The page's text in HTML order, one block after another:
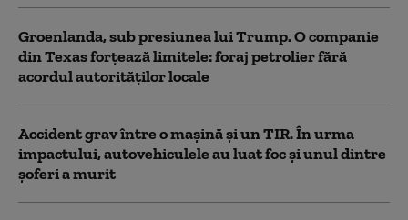
Groenlanda, sub presiunea lui Trump. O companie
din Texas forțează limitele: foraj petrolier fără
acordul autorităților locale
Accident grav între o mașină și un TIR. În urma
impactului, autovehiculele au luat foc și unul dintre
șoferi a murit